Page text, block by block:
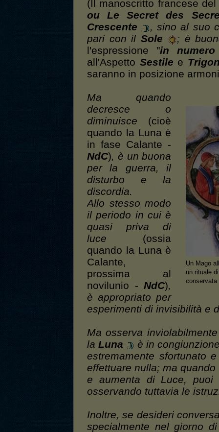
(Il manoscritto francese
ou Le Secret des
Crescente
, sino al suo
pari con ilSole
; è
l'espressione "in
all'Aspetto Sestile e
saranno in posizione
Un Mago
un rituale
conservata
Ma quando
decresce o
diminuisce (cioè
quando la Luna è
in fase Calante -
NdC), è un buona
per la guerra, il
disturbo e la
discordia.
Allo stesso modo
il periodo in cui è
quasi priva di
luce (ossia
quando la Luna è
Calante,
prossima al
novilunio -NdC),
è appropriato per
esperimenti di invisibilità e
Ma osserva
laLuna
è in
estremamente sfortunato
effettuare nulla; ma
e aumenta di Luce, puoi
osservando tuttavia le
Inoltre, se desideri
specialmente nel giorno